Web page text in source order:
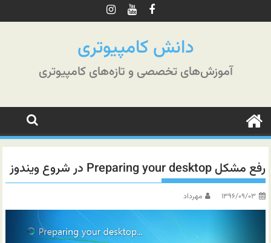
به
دانش کامپیوتری
آموزش‌های تخصصی و تازه‌های کامپیوتری
رفع مشکل Preparing your desktop در شروع ویندوز
۱۳۹۶/۰۹/۰۳ مهرداد